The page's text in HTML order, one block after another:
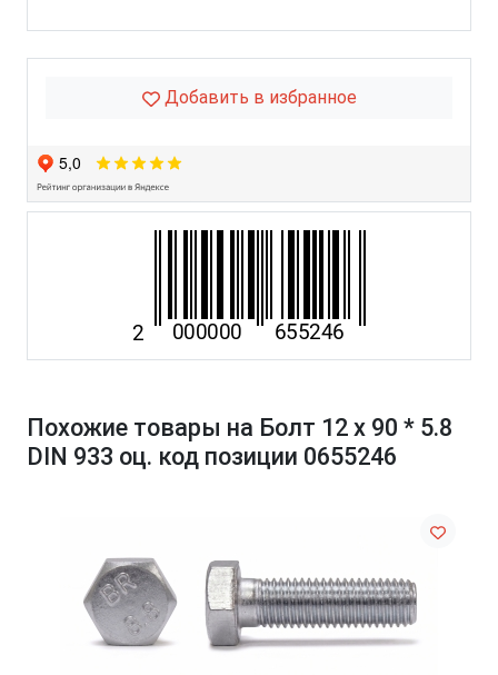
Добавить в избранное
Похожие товары на Болт 12 х 90 * 5.8
DIN 933 оц. код позиции 0655246